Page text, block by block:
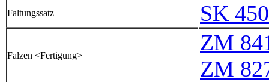
Faltungssatz SK 450
Falzen <Fertigung>
ZM
ZM